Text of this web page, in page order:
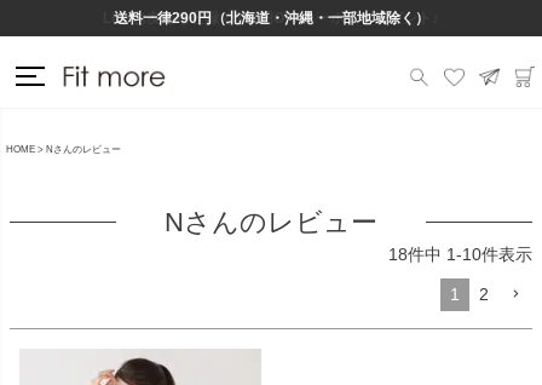
Lineお友だち登録で500円OFFクーポンプレゼント♪
送料一律290円（北海道・沖縄・一部地域除く）
HOME Nさんのレビュー
Nさんのレビュー
18件中 1-10件表示
1 2